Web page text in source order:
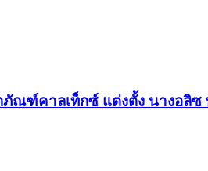
ฑ์คาลเท็กซ์ แต่งตั้ง นางอลิซ